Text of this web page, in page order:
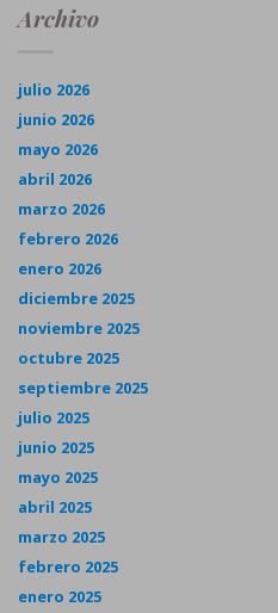
Archivo
julio 2026
junio 2026
mayo 2026
abril 2026
marzo 2026
febrero 2026
enero 2026
diciembre 2025
noviembre 2025
octubre 2025
septiembre 2025
julio 2025
junio 2025
mayo 2025
abril 2025
marzo 2025
febrero 2025
enero 2025